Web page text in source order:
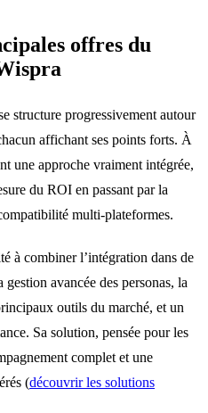
offres du
structure progressivement autour
affichant ses points forts. À
une approche vraiment intégrée,
du ROI en passant par la
multi-plateformes.
à combiner l’intégration dans de
avancée des personas, la
outils du marché, et un
Sa solution, pensée pour les
complet et une
(découvrir les solutions